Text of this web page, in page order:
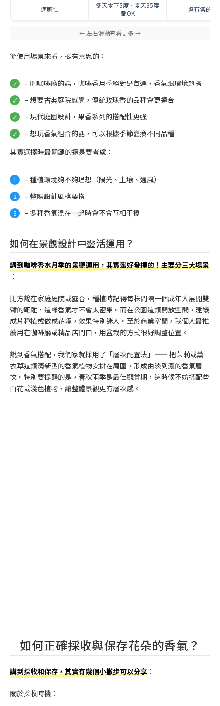
適應性
冬天零下5度、夏天35度
都OK
各有各的脾
從使用場景來看，挺有意思的：
– 開咖啡廳的話，咖啡香月季絕對是首選，香氣跟環境超搭
– 想要古典庭院感覺，傳統玫瑰香的品種會更適合
– 現代庭園設計，果香系列的搭配性更強
– 想玩香氣組合的話，可以根據季節變換不同品種
其實選擇時最關鍵的還是要考慮：
– 種植環境夠不夠理想（陽光、土壤、通風）
– 整體設計風格要搭
– 多種香氣混在一起時會不會互相干擾
如何在景觀設計中靈活運用？
講到咖啡香水月季的景觀運用，其實蠻好發揮的！主要分三大場景
：
比方說在家庭庭院或露台，種植時記得每株間隔一個成年人展開雙
臂的距離，這樣香氣才不會太密集。而在公園這類開放空間，建議
成片種植或做成花境，效果特別迷人。至於商業空間，我個人最推
薦用在咖啡廳或精品店門口，用盆栽的方式很好調整位置。
說到香氣搭配，我們家就採用了「層次配置法」—— 把茉莉或薰
衣草這類清新型的香氣植物安排在周圍，形成由淡到濃的香氣層
次。特別要提醒的是，春秋兩季是最佳觀賞期，這時候不妨搭配些
白花或淺色植物，讓整體景觀更有層次感。
如何正確採收與保存花朵的香氣？
講到採收和保存，其實有幾個小撇步可以分享 ：
關於採收時機：